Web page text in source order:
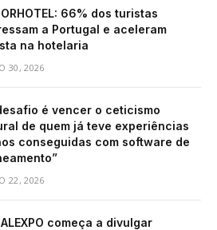
66% dos turistas
a Portugal e aceleram
na hotelaria
30, 2026
é vencer o ceticismo
de quem já teve experiências
conseguidas com software de
22, 2026
começa a divulgar